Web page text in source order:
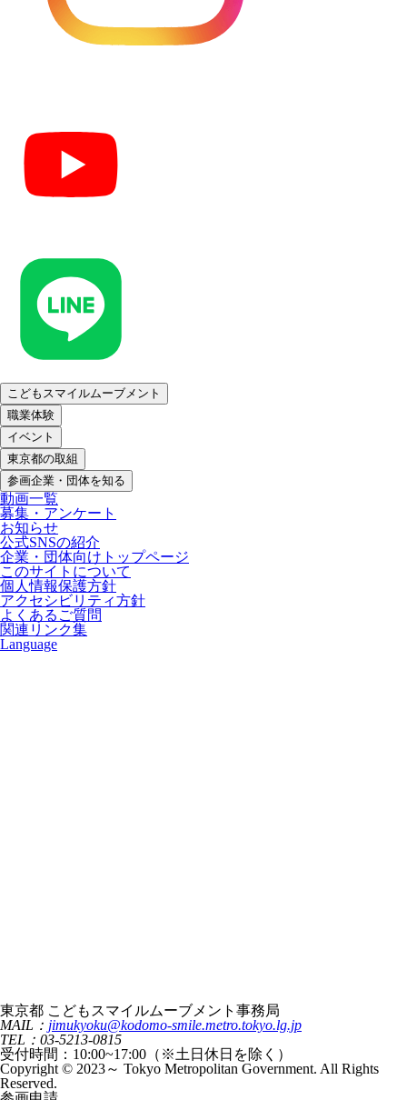
こどもスマイルムーブメント
職業体験
イベント
東京都の取組
参画企業・団体を知る
動画一覧
募集・アンケート
お知らせ
公式SNSの紹介
企業・団体向けトップページ
このサイトについて
個人情報保護方針
アクセシビリティ方針
よくあるご質問
関連リンク集
Language
東京都 こどもスマイルムーブメント事務局
MAIL： jimukyoku@kodomo-smile.metro.tokyo.lg.jp
TEL：03-5213-0815
受付時間：10:00~17:00（※土日休日を除く）
Copyright © 2023～ Tokyo Metropolitan Government. All Rights
Reserved.